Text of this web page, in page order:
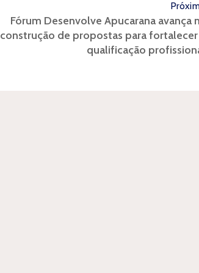
Fórum Desenvolve Apucarana avança
construção de propostas para fortalecer
qualificação